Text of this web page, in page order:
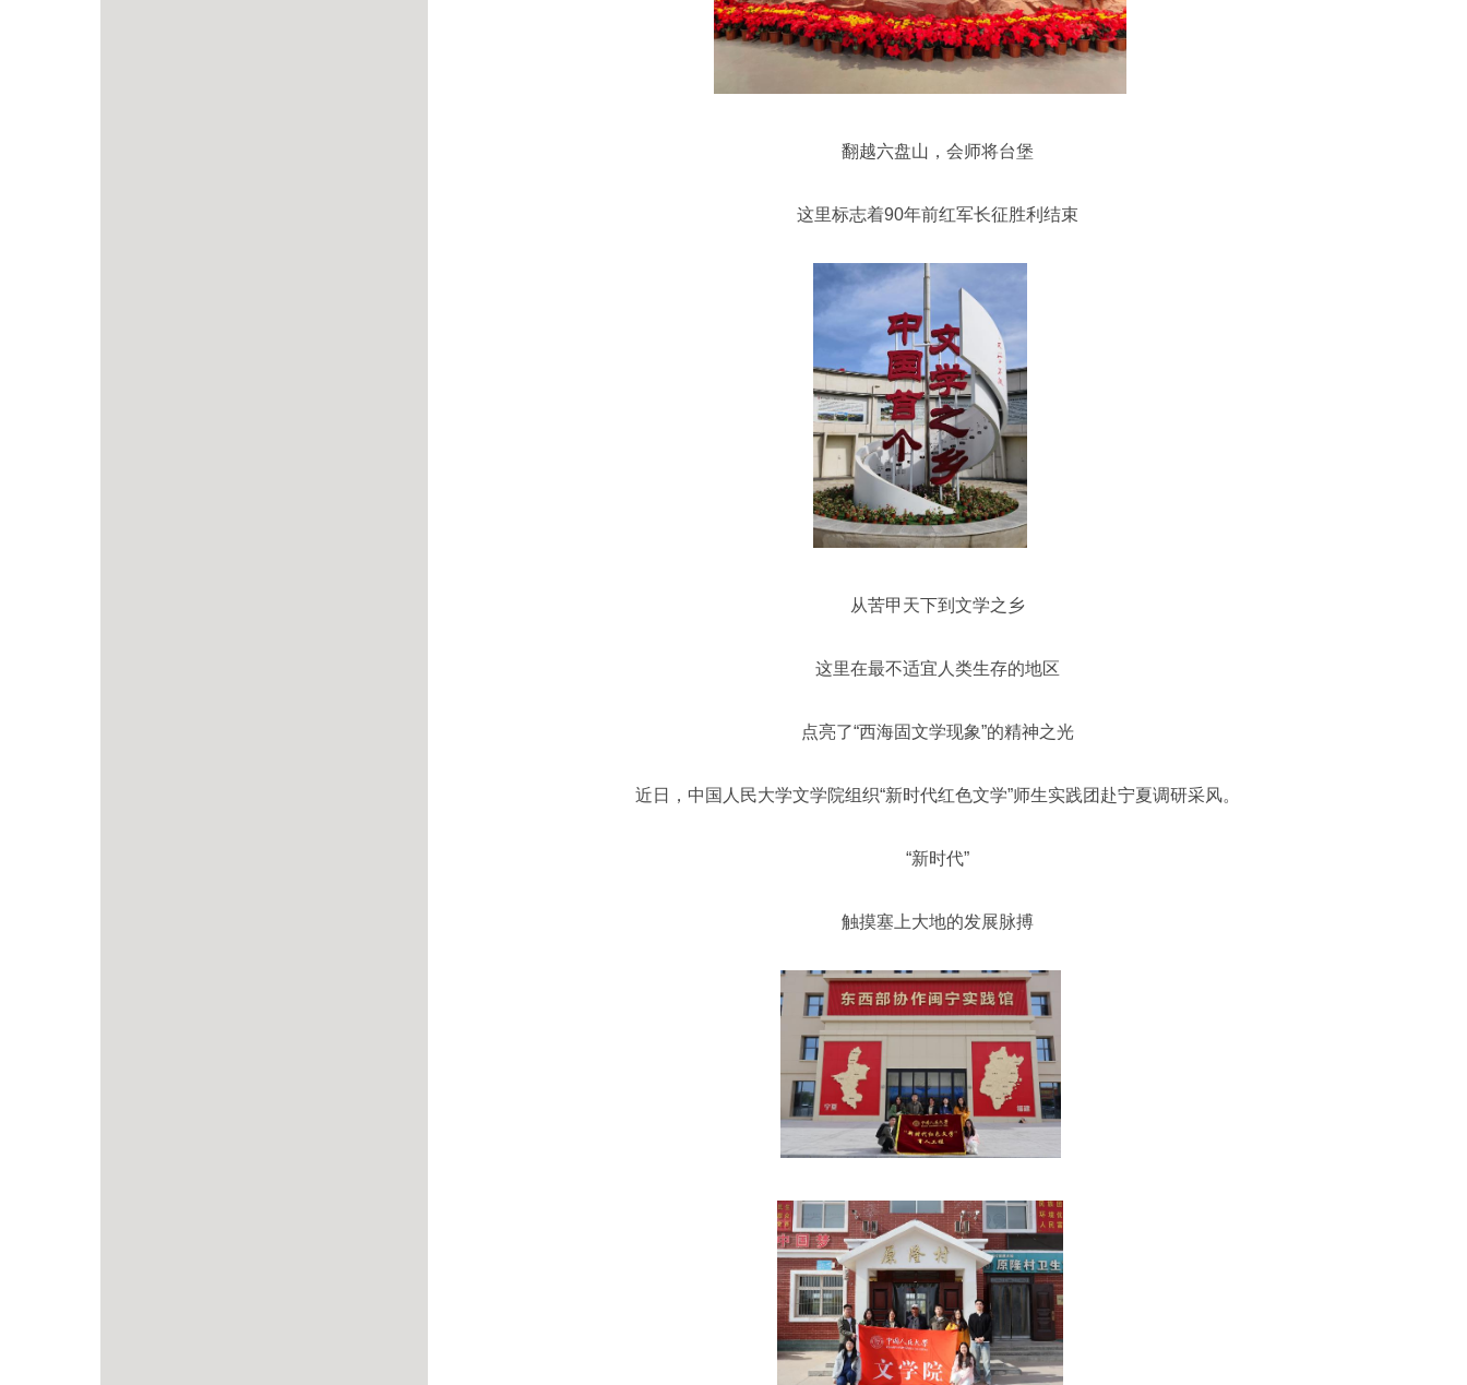
翻越六盘山，会师将台堡
这里标志着90年前红军长征胜利结束
从苦甲天下到文学之乡
这里在最不适宜人类生存的地区
点亮了“西海固文学现象”的精神之光
近日，中国人民大学文学院组织“新时代红色文学”师生实践团赴宁夏调研采风。
“新时代”
触摸塞上大地的发展脉搏